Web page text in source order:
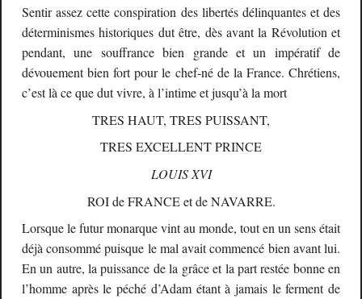
Sentir assez cette conspiration des libertés délinquantes et des
déterminismes historiques dut être, dès avant la Révolution et
pendant, une souffrance bien grande et un impératif de
dévouement bien fort pour le chef-né de la France. Chrétiens,
c’est là ce que dut vivre, à l’intime et jusqu’à la mort
TRES HAUT, TRES PUISSANT,
TRES EXCELLENT PRINCE
LOUIS XVI
ROI de FRANCE et de NAVARRE.
Lorsque le futur monarque vint au monde, tout en un sens était
déjà consommé puisque le mal avait commencé bien avant lui.
En un autre, la puissance de la grâce et la part restée bonne en
l’homme après le péché d’Adam étant à jamais le ferment de